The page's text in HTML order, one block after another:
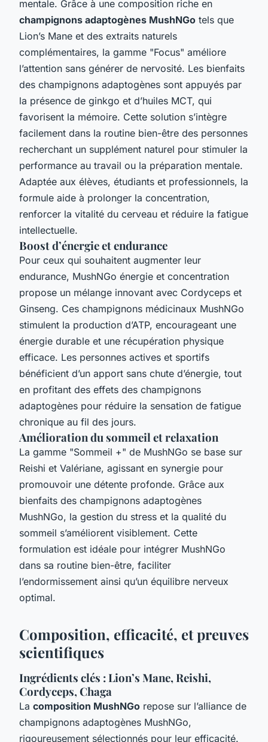
mentale. Grâce à une composition riche en
champignons adaptogènes MushNGo tels que
Lion’s Mane et des extraits naturels
complémentaires, la gamme "Focus" améliore
l’attention sans générer de nervosité. Les bienfaits
des champignons adaptogènes sont appuyés par
la présence de ginkgo et d’huiles MCT, qui
favorisent la mémoire. Cette solution s’intègre
facilement dans la routine bien-être des personnes
recherchant un supplément naturel pour stimuler la
performance au travail ou la préparation mentale.
Adaptée aux élèves, étudiants et professionnels, la
formule aide à prolonger la concentration,
renforcer la vitalité du cerveau et réduire la fatigue
intellectuelle.
Boost d’énergie et endurance
Pour ceux qui souhaitent augmenter leur
endurance, MushNGo énergie et concentration
propose un mélange innovant avec Cordyceps et
Ginseng. Ces champignons médicinaux MushNGo
stimulent la production d’ATP, encourageant une
énergie durable et une récupération physique
efficace. Les personnes actives et sportifs
bénéficient d’un apport sans chute d’énergie, tout
en profitant des effets des champignons
adaptogènes pour réduire la sensation de fatigue
chronique au fil des jours.
Amélioration du sommeil et relaxation
La gamme "Sommeil +" de MushNGo se base sur
Reishi et Valériane, agissant en synergie pour
promouvoir une détente profonde. Grâce aux
bienfaits des champignons adaptogènes
MushNGo, la gestion du stress et la qualité du
sommeil s’améliorent visiblement. Cette
formulation est idéale pour intégrer MushNGo
dans sa routine bien-être, faciliter
l’endormissement ainsi qu’un équilibre nerveux
optimal.
Composition, efficacité, et preuves
scientifiques
Ingrédients clés : Lion’s Mane, Reishi,
Cordyceps, Chaga
La composition MushNGo repose sur l’alliance de
champignons adaptogènes MushNGo,
rigoureusement sélectionnés pour leur efficacité.